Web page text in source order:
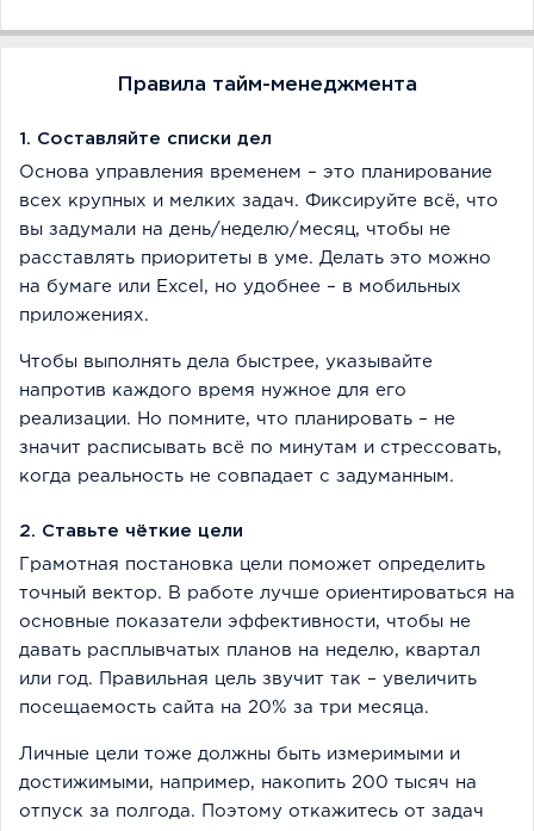
Правила тайм-менеджмента
1. Составляйте списки дел
Основа управления временем – это планирование
всех крупных и мелких задач. Фиксируйте всё, что
вы задумали на день/неделю/месяц, чтобы не
расставлять приоритеты в уме. Делать это можно
на бумаге или Excel, но удобнее – в мобильных
приложениях.
Чтобы выполнять дела быстрее, указывайте
напротив каждого время нужное для его
реализации. Но помните, что планировать – не
значит расписывать всё по минутам и стрессовать,
когда реальность не совпадает с задуманным.
2. Ставьте чёткие цели
Грамотная постановка цели поможет определить
точный вектор. В работе лучше ориентироваться на
основные показатели эффективности, чтобы не
давать расплывчатых планов на неделю, квартал
или год. Правильная цель звучит так – увеличить
посещаемость сайта на 20% за три месяца.
Личные цели тоже должны быть измеримыми и
достижимыми, например, накопить 200 тысяч на
отпуск за полгода. Поэтому откажитесь от задач